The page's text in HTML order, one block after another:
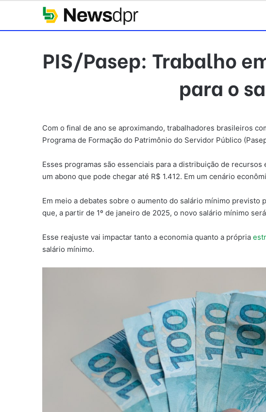
PIS/Pasep: Trabalho
para o
Com o final de ano se aproximando, trabalhadores brasileiros
Programa de Formação do Patrimônio do Servidor Público
Esses programas são essenciais para a distribuição de
um abono que pode chegar até R$ 1.412. Em um cenário
Em meio a debates sobre o aumento do salário mínimo
que, a partir de 1º de janeiro de 2025, o novo salário mínimo
Esse reajuste vai impactar tanto a economia quanto a própria
salário mínimo.